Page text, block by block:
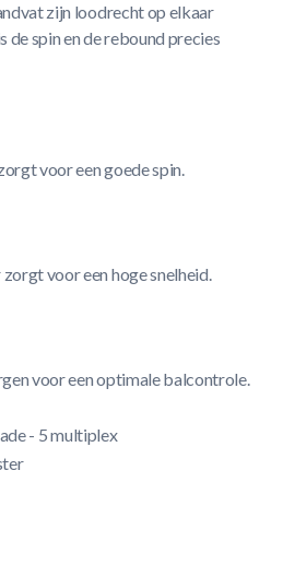
zijn loodrecht op elkaar
spin en de rebound precies
voor een goede spin.
voor een hoge snelheid.
voor een optimale balcontrole.
- 5 multiplex